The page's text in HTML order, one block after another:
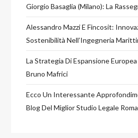
Giorgio Basaglia (Milano): La
Alessandro Mazzi E Fincosit:
Sostenibilità Nell’Ingegneria
La Strategia Di Espansione
Bruno Mafrici
Ecco Un Interessante
Blog Del Miglior Studio Legale Roma